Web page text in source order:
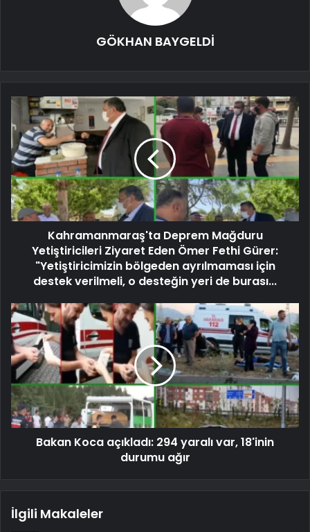
GÖKHAN BAYGELDİ
Kahramanmaraş'ta Deprem Mağduru
Yetiştiricileri Ziyaret Eden Ömer Fethi Gürer:
"Yetiştiricimizin bölgeden ayrılmaması için
destek verilmeli, o desteğin yeri de burası...
Bakan Koca açıkladı: 294 yaralı var, 18'inin
durumu ağır
İlgili Makaleler